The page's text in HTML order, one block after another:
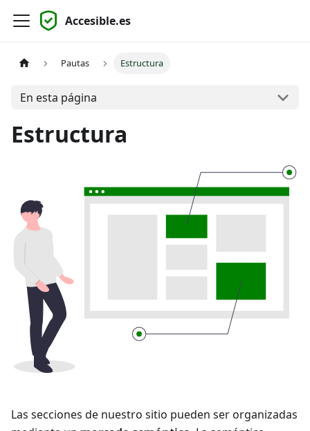
Accesible.es
Pautas Estructura
En esta página
Estructura
Las secciones de nuestro sitio pueden ser organizadas